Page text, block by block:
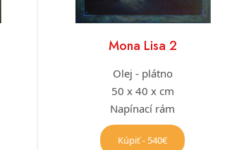
Mona Lisa 2
Olej - plátno
50 x 40 x cm
Napínací rám
Kúpiť - 540€